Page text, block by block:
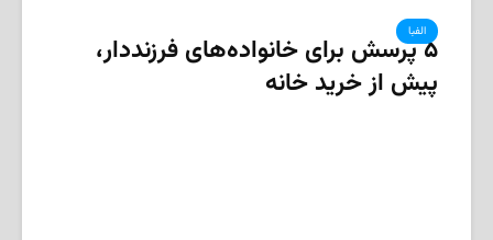
الفبا
۵ پرسش برای خانواده‌های فرزنددار،
پیش از خرید خانه